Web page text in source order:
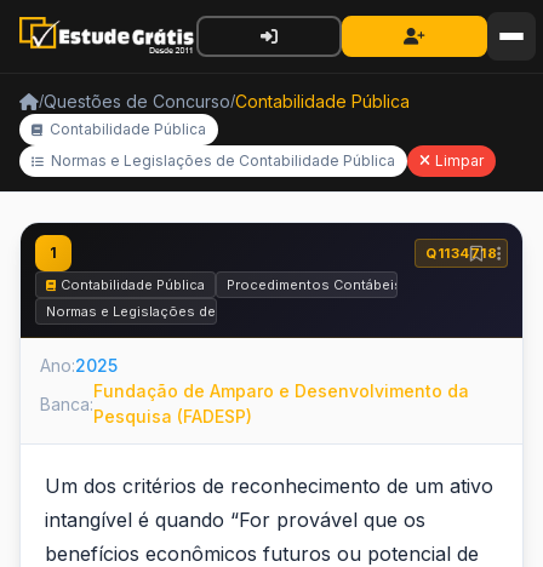
/Questões de Concurso/Contabilidade Pública
Contabilidade Pública
Normas e Legislações de Contabilidade Pública
Limpar
1
Q1134718
Contabilidade Pública
Procedimentos Contábeis Patrimoniais
Normas e Legislações de Contabilidade Pública
Ano:2025
Banca:
Fundação de Amparo e Desenvolvimento da
Pesquisa (FADESP)
Um dos critérios de reconhecimento de um ativo
intangível é quando “For provável que os
benefícios econômicos futuros ou potencial de